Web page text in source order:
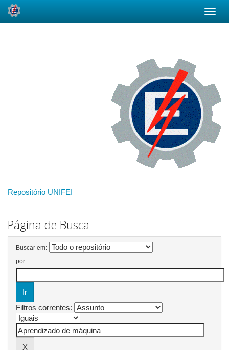
Repositório UNIFEI
Página de Busca
Buscar em:
por
Filtros correntes: